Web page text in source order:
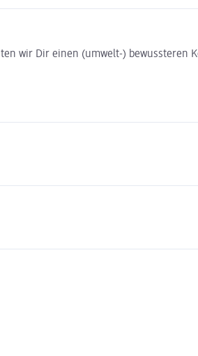
wir Dir einen (umwelt-) bewussteren